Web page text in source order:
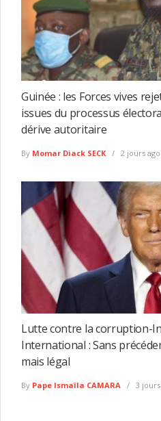
Guinée : les Forces vives
issues du processus
dérive autoritaire
By Momar Diack SECK 2 jours ago
Lutte contre la corruption-
International : Sans
mais légal
By Pape Ismaïla CAMARA 3